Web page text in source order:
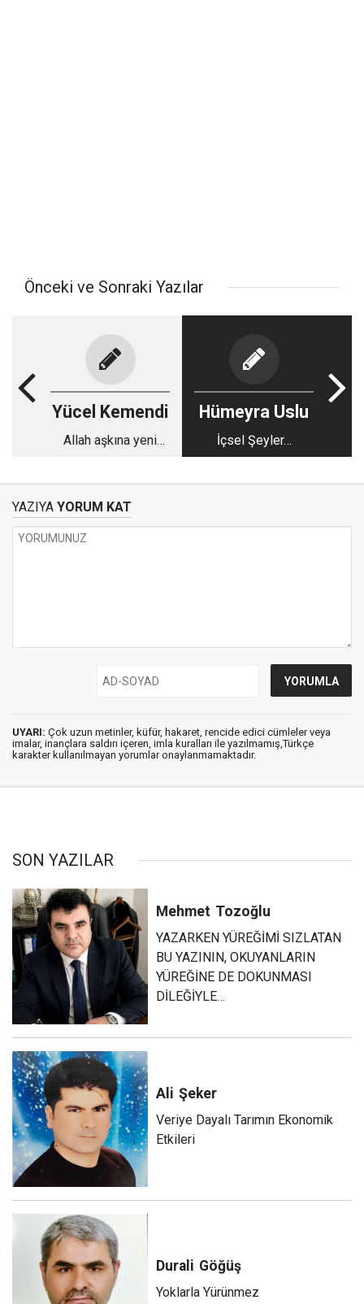
Önceki ve Sonraki Yazılar
Yücel Kemendi
Allah aşkına yeni
Hümeyra Uslu
İçsel Şeyler…
YAZIYA YORUM KAT
UYARI: Çok uzun metinler, küfür, hakaret, rencide edici cümleler veya
imalar, inançlara saldırı içeren, imla kuralları ile yazılmamış,Türkçe
karakter kullanılmayan yorumlar onaylanmamaktadır.
SON YAZILAR
Mehmet Tozoğlu
YAZARKEN YÜREĞİMİ SIZLATAN
BU YAZININ, OKUYANLARIN
YÜREĞİNE DE DOKUNMASI
DİLEĞİYLE…
Ali Şeker
Veriye Dayalı Tarımın Ekonomik
Etkileri
Durali Göğüş
Yoklarla Yürünmez